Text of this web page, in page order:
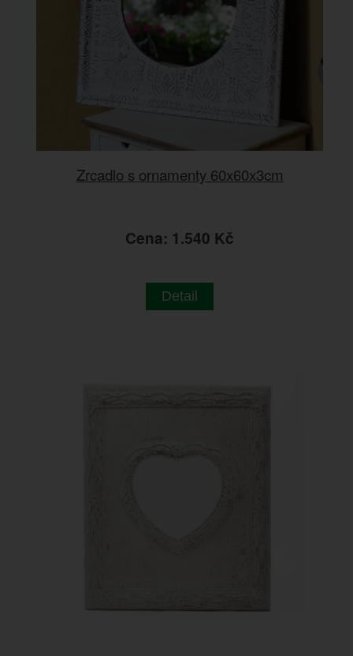
Zrcadlo s ornamenty 60x60x3cm
Cena: 1.540 Kč
Detail